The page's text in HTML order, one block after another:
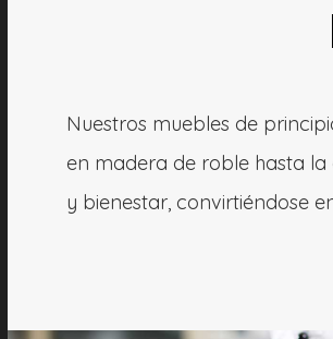
Nuestros muebles de
en madera de roble hasta
y bienestar, convirtiéndose